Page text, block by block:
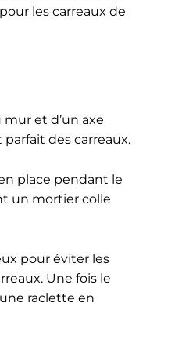
les carreaux de
et d’un axe
des carreaux.
place pendant le
un mortier colle
pour éviter les
Une fois le
raclette en